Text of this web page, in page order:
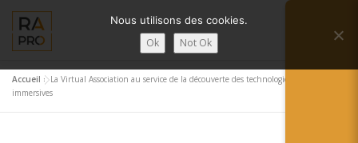
contenu
Menu
LA RÉALITÉ AUGMENTÉE ?
Accueil »La Virtual Association au service de la découverte des technologies
immersives
Nous utilisons des cookies.
Ok Not Ok